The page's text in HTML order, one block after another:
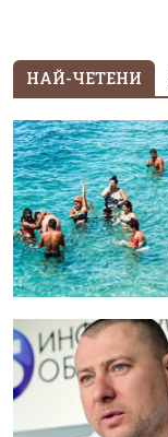
НАЙ-ЧЕТЕНИ